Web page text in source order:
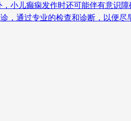
小儿癫痫发作时还可能伴有意识
通过专业的检查和诊断，以便尽